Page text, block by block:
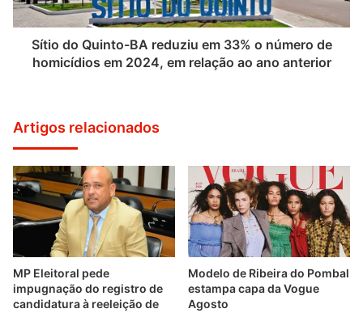
Sítio do Quinto-BA reduziu em 33% o número de
homicídios em 2024, em relação ao ano anterior
Artigos relacionados
MP Eleitoral pede
impugnação do registro de
candidatura à reeleição de
Modelo de Ribeira do Pombal
estampa capa da Vogue
Agosto